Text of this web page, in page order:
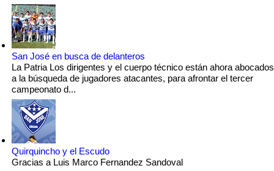
San José en busca de delanteros
La Patria Los dirigentes y el cuerpo técnico están ahora abocados
a la búsqueda de jugadores atacantes, para afrontar el tercer
campeonato d...
Quirquincho y el Escudo
Gracias a Luis Marco Fernandez Sandoval